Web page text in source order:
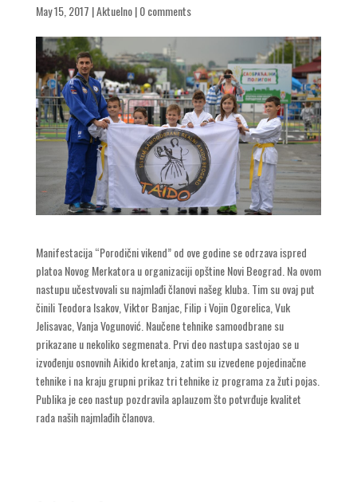
May 15, 2017 |Aktuelno|0 comments
Manifestacija “Porodični vikend” od ove godine se odrzava ispred
platoa Novog Merkatora u organizaciji opštine Novi Beograd. Na ovom
nastupu učestvovali su najmlađi članovi našeg kluba. Tim su ovaj put
činili Teodora Isakov, Viktor Banjac, Filip i Vojin Ogorelica, Vuk
Jelisavac, Vanja Vogunović. Naučene tehnike samoodbrane su
prikazane u nekoliko segmenata. Prvi deo nastupa sastojao se u
izvođenju osnovnih Aikido kretanja, zatim su izvedene pojedinačne
tehnike i na kraju grupni prikaz tri tehnike iz programa za žuti pojas.
Publika je ceo nastup pozdravila aplauzom što potvrđuje kvalitet
rada naših najmlađih članova.